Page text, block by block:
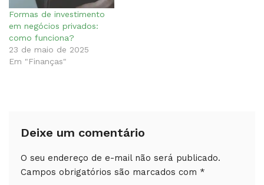
Formas de investimento
em negócios privados:
como funciona?
23 de maio de 2025
Em "Finanças"
Deixe um comentário
O seu endereço de e-mail não será publicado.
Campos obrigatórios são marcados com *